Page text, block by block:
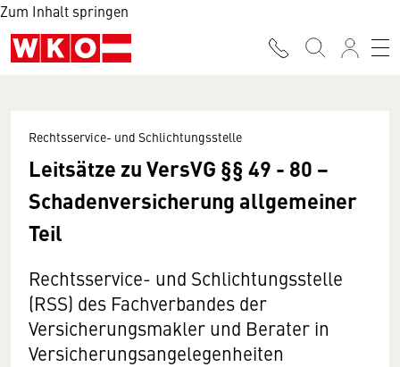
Zum Inhalt springen
Rechtsservice- und Schlichtungsstelle
Leitsätze zu VersVG §§ 49 - 80 −
Schadenversicherung allgemeiner
Teil
Rechtsservice- und Schlichtungsstelle
(RSS) des Fachverbandes der
Versicherungsmakler und Berater in
Versicherungsangelegenheiten